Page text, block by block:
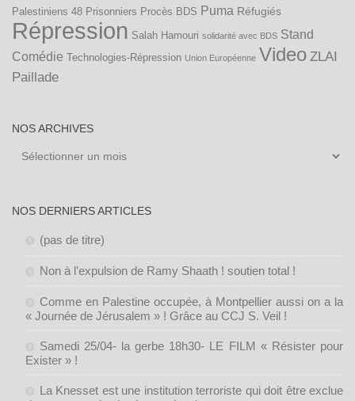
Palestiniens 48 Prisonniers Procès BDS Puma Réfugiés
Répression Salah Hamouri solidarité avec BDS Stand
Comédie Technologies-Répression Union Européenne Video ZLAI
Paillade
NOS ARCHIVES
Nos
NOS DERNIERS ARTICLES
(pas de titre)
Non à l’expulsion de Ramy Shaath ! soutien total !
Comme en Palestine occupée, à Montpellier aussi on a la
« Journée de Jérusalem » ! Grâce au CCJ S. Veil !
Samedi 25/04- la gerbe 18h30- LE FILM « Résister pour
Exister » !
La Knesset est une institution terroriste qui doit être exclue